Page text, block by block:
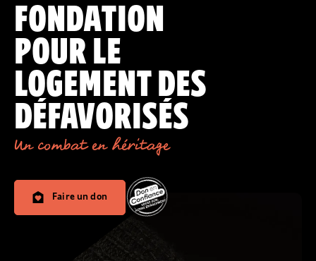
FONDATION
POUR LE
LOGEMENT DES
DÉFAVORISÉS
Un combat en héritage
Faire un don